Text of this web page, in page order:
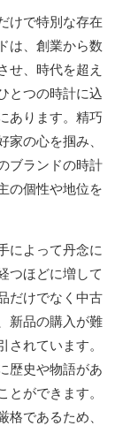
けで特別な存在
は、創業から数
せ、時代を超え
とつの時計に込
あります。精巧
の心を掴み、
ブランドの時計
の個性や地位を
によって丹念に
つほどに増して
だけでなく中古
新品の購入が難
れています。
歴史や物語があ
ができます。
であるため、